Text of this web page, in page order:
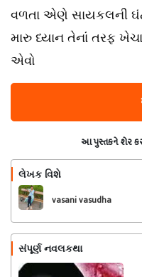
વળતા એણે સાયકલની
મારુ ધ્યાન તેનાં તરફ
એવો
આ પુસ્તકને શેર
લેખક વિશે
vasani vasudha
સંપૂર્ણ નવલકથા